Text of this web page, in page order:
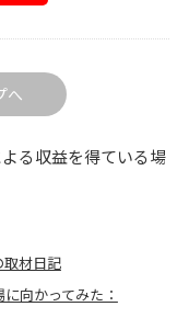
へ
る収益を得ている場
取材日記
向かってみた：